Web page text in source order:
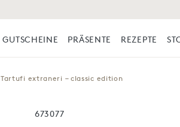
GUTSCHEINE PRÄSENTE REZEPTE
Tartufi extraneri – classic edition
673077